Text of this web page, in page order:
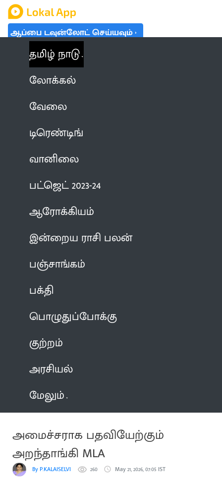
ஆப்பை டவுன்லோட் செய்யவும்
தமிழ் நாடு
லோக்கல்
வேலை
டிரெண்டிங்
வானிலை
பட்ஜெட் 2023-24
ஆரோக்கியம்
இன்றைய ராசி பலன்
பஞ்சாங்கம்
பக்தி
பொழுதுப்போக்கு
குற்றம்
அரசியல்
மேலும்
அமைச்சராக பதவியேற்கும்
அறந்தாங்கி MLA
By P.KALAISELVI 260 May 21, 2026, 07:05 IST